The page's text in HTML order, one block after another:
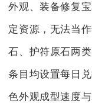
外观、装备修复
定资源，无法当
石、护符原石两
条目均设置每日
色外观成型速度